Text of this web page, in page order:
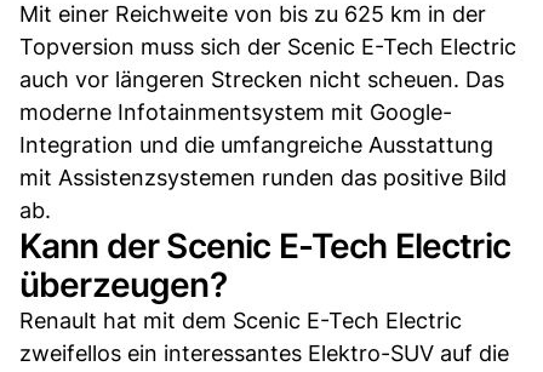
Mit einer Reichweite von bis zu 625 km in der
Topversion muss sich der Scenic E-Tech Electric
auch vor längeren Strecken nicht scheuen. Das
moderne Infotainmentsystem mit Google-
Integration und die umfangreiche Ausstattung
mit Assistenzsystemen runden das positive Bild
ab.
Kann der Scenic E-Tech Electric
überzeugen?
Renault hat mit dem Scenic E-Tech Electric
zweifellos ein interessantes Elektro-SUV auf die